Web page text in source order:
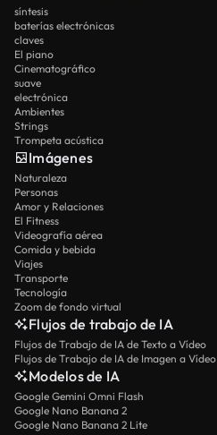
síntesis
baterías electrónicas
claves
El piano
Cinematográfico
suave
electrónica
Ambientes
Strings
Trompeta acústica
Imágenes
Naturaleza
Personas
Amor y Relaciones
El Fitness
Videografía aérea
Comida y bebida
Viajes
Transporte
Tecnología
Zoom de fondo virtual
Flujos de trabajo de IA
Flujos de Trabajo de IA de Texto a Vídeo
Flujos de Trabajo de IA de Imagen a Vídeo
Modelos de IA
Google Gemini Omni Flash
Google Nano Banana 2
Google Nano Banana 2 Lite